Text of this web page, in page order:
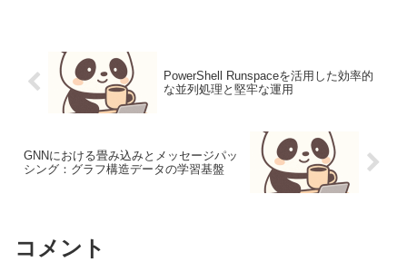
PowerShell Runspaceを活用した効率的
な並列処理と堅牢な運用
GNNにおける畳み込みとメッセージパッ
シング：グラフ構造データの学習基盤
コメント